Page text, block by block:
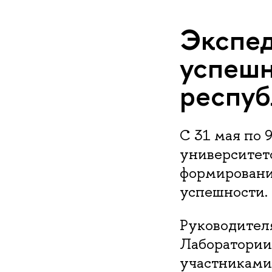
С 31 мая по
успешности.